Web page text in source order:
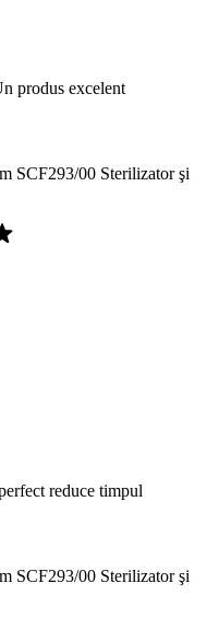
produs excelent
SCF293/00 Sterilizator şi
reduce timpul
SCF293/00 Sterilizator şi